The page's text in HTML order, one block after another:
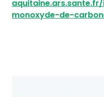
monoxyde-de-